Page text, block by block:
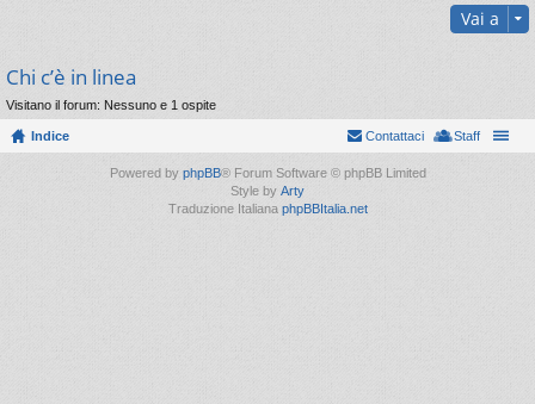
Vai a
Chi c’è in linea
Visitano il forum: Nessuno e 1 ospite
Indice Staff
Contattaci
Powered by phpBB® Forum Software © phpBB Limited
Style by Arty
Traduzione Italiana phpBBItalia.net